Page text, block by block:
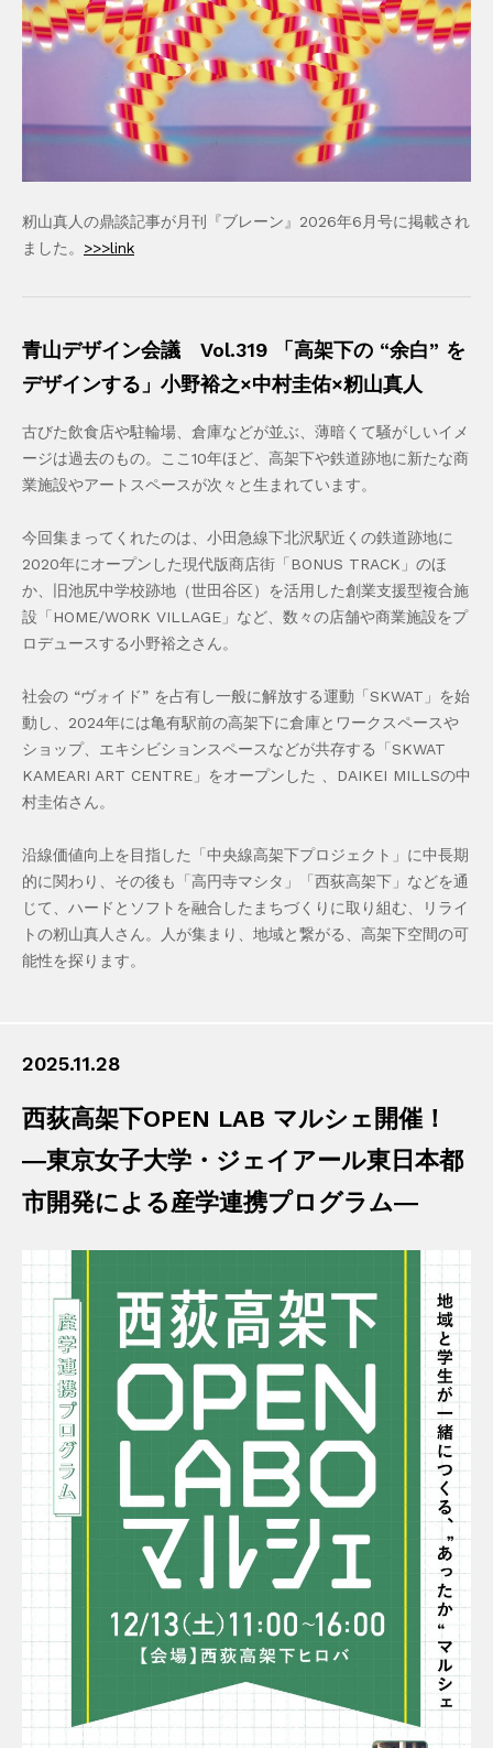
籾山真人の鼎談記事が月刊『ブレーン』2026年6月号に掲載され
ました。 >>>link
青山デザイン会議 Vol.319 「高架下の “余白” を
デザインする」小野裕之×中村圭佑×籾山真人
古びた飲食店や駐輪場、倉庫などが並ぶ、薄暗くて騒がしいイメ
ージは過去のもの。ここ10年ほど、高架下や鉄道跡地に新たな商
業施設やアートスペースが次々と生まれています。
今回集まってくれたのは、小田急線下北沢駅近くの鉄道跡地に
2020年にオープンした現代版商店街「BONUS TRACK」のほ
か、旧池尻中学校跡地（世田谷区）を活用した創業支援型複合施
設「HOME/WORK VILLAGE」など、数々の店舗や商業施設をプ
ロデュースする小野裕之さん。
社会の “ヴォイド” を占有し一般に解放する運動「SKWAT」を始
動し、2024年には亀有駅前の高架下に倉庫とワークスペースや
ショップ、エキシビションスペースなどが共存する「SKWAT
KAMEARI ART CENTRE」をオープンした 、DAIKEI MILLSの中
村圭佑さん。
沿線価値向上を目指した「中央線高架下プロジェクト」に中長期
的に関わり、その後も「高円寺マシタ」「西荻高架下」などを通
じて、ハードとソフトを融合したまちづくりに取り組む、リライ
トの籾山真人さん。人が集まり、地域と繋がる、高架下空間の可
能性を探ります。
2025.11.28
西荻高架下OPEN LAB マルシェ開催！
―東京女子大学・ジェイアール東日本都
市開発による産学連携プログラム―